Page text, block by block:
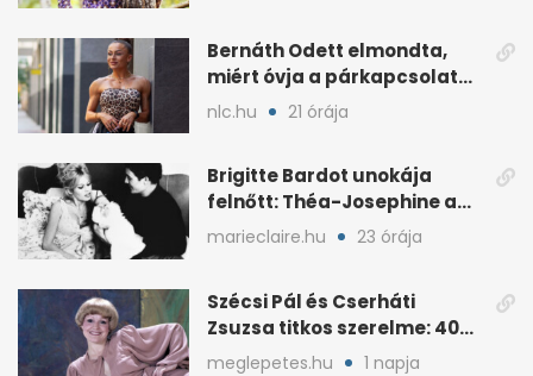
Bernáth Odett elmondta,
miért óvja a párkapcsolatát
a nyilvánosságtól
nlc.hu 21 órája
Brigitte Bardot unokája
felnőtt: Théa-Josephine a
nagymamájára hasonlít
marieclaire.hu 23 órája
Szécsi Pál és Cserháti
Zsuzsa titkos szerelme: 40
év után derült ki
meglepetes.hu 1 napja